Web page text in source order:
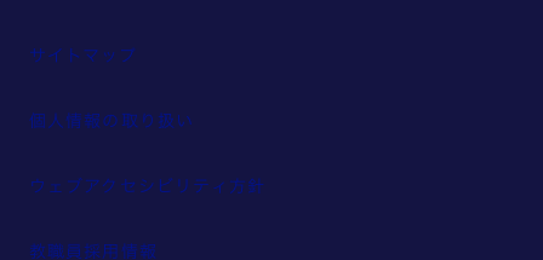
サイトマップ
個人情報の取り扱い
ウェブアクセシビリティ方針
教職員採用情報